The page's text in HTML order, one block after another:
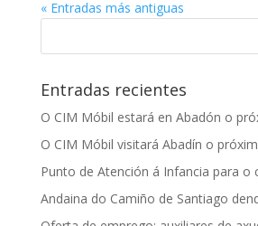
« Entradas más antiguas
Entradas recientes
O CIM Móbil estará en Abadón o
O CIM Móbil visitará Abadín o
Punto de Atención á Infancia para o
Andaina do Camiño de Santiago